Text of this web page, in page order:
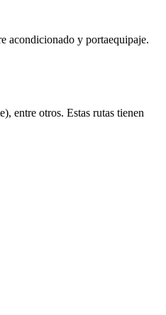
acondicionado y portaequipaje.
entre otros. Estas rutas tienen